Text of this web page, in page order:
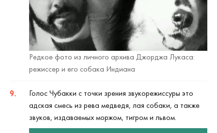
Редкое фото из личного архива Джорджа Лукаса:
режиссер и его собака Индиана
Голос Чубакки с точки зрения звукорежиссуры это
адская смесь из рева медведя, лая собаки, а также
звуков, издаваемых моржом, тигром и львом.